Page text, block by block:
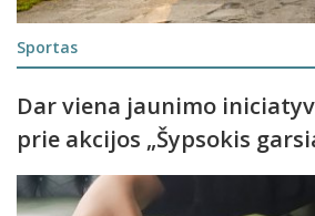
Sportas
Dar viena jaunimo
prie akcijos „Šypsokis